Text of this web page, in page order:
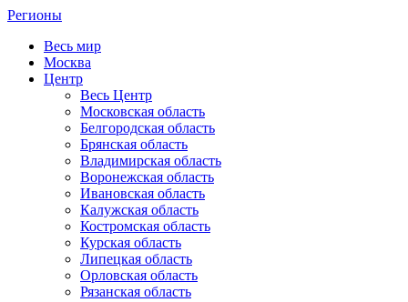
Регионы
Весь мир
Москва
Центр
Весь Центр
Московская область
Белгородская область
Брянская область
Владимирская область
Воронежская область
Ивановская область
Калужская область
Костромская область
Курская область
Липецкая область
Орловская область
Рязанская область